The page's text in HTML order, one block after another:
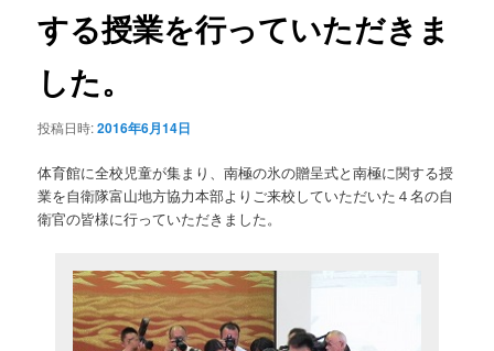
ョ
ン
する授業を行っていただきま
した。
投稿日時:2016年6月14日
体育館に全校児童が集まり、南極の氷の贈呈式と南極に関する授
業を自衛隊富山地方協力本部よりご来校していただいた４名の自
衛官の皆様に行っていただきました。